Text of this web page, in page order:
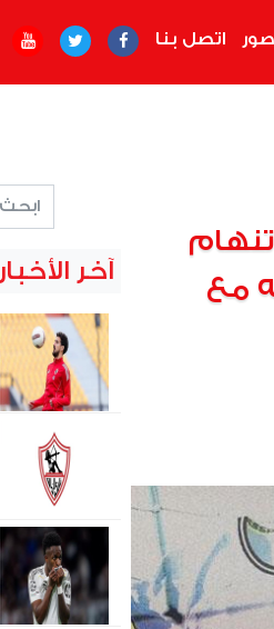
صور اتصل بنا
مع
آخر الأخبار